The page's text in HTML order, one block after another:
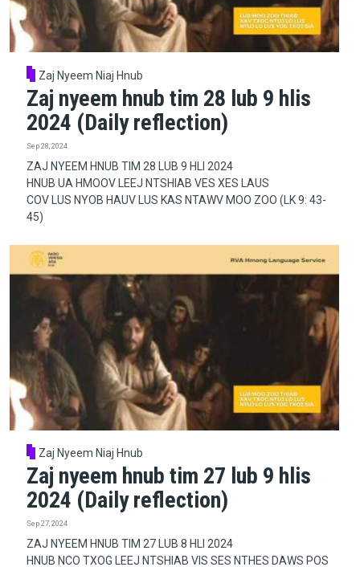
Zaj Nyeem Niaj Hnub
Zaj nyeem hnub tim 28 lub 9 hlis
2024 (Daily reflection)
Sep 28, 2024
ZAJ NYEEM HNUB TIM 28 LUB 9 HLI 2024
HNUB UA HMOOV LEEJ NTSHIAB VES XES LAUS
COV LUS NYOB HAUV LUS KAS NTAWV MOO ZOO (LK 9: 43-
45)
Zaj Nyeem Niaj Hnub
Zaj nyeem hnub tim 27 lub 9 hlis
2024 (Daily reflection)
Sep 27, 2024
ZAJ NYEEM HNUB TIM 27 LUB 8 HLI 2024
HNUB NCO TXOG LEEJ NTSHIAB VIS SES NTHES DAWS POS